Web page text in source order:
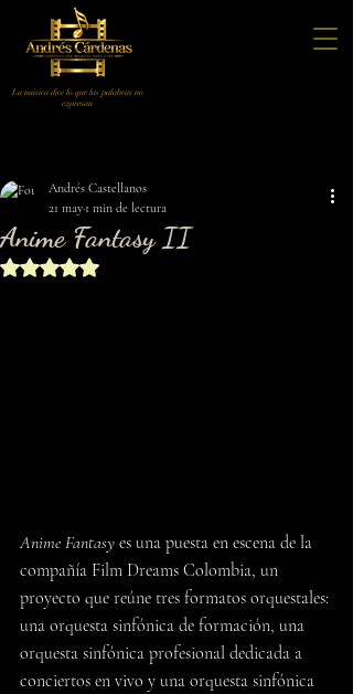
La música dice lo que las palabras no
expresan
Anime Fantasy II
Andrés Castellanos
21 may 1 min de lectura
Obtuvo NaN de 5 estrellas.
Anime Fantasy es una puesta en escena de la
compañía Film Dreams Colombia, un
proyecto que reúne tres formatos orquestales:
una orquesta sinfónica de formación, una
orquesta sinfónica profesional dedicada a
conciertos en vivo y una orquesta sinfónica